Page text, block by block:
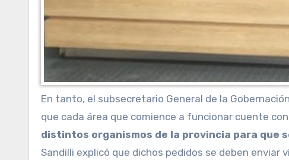
En tanto, el subsecretario General de la
que cada área que comience a funcionar cuente
distintos organismos de la provincia para que
Sandilli explicó que dichos pedidos se deben enviar